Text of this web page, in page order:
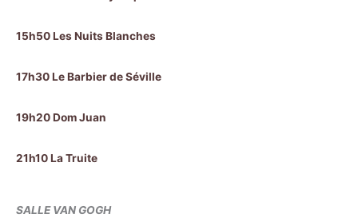
15h50 Les Nuits Blanches
17h30 Le Barbier de Séville
19h20 Dom Juan
21h10 La Truite
SALLE VAN GOGH